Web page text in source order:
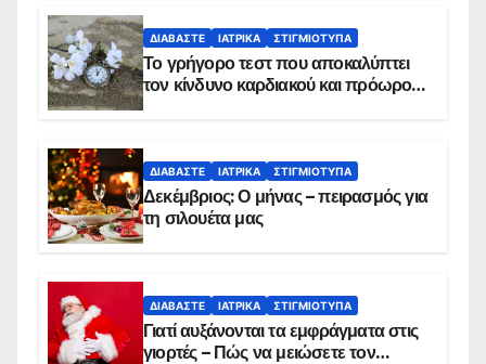
ΔΙΑΒΆΣΤΕ ΙΑΤΡΙΚΆ ΣΤΙΓΜΙΌΤΥΠΑ
Το γρήγορο τεστ που αποκαλύπτει
τον κίνδυνο καρδιακού και πρόωρου
ΔΙΑΒΆΣΤΕ ΙΑΤΡΙΚΆ ΣΤΙΓΜΙΌΤΥΠΑ
Δεκέμβριος: Ο μήνας – πειρασμός για
τη σιλουέτα μας
ΔΙΑΒΆΣΤΕ ΙΑΤΡΙΚΆ ΣΤΙΓΜΙΌΤΥΠΑ
Γιατί αυξάνονται τα εμφράγματα στις
γιορτές – Πώς να μειώσετε τον